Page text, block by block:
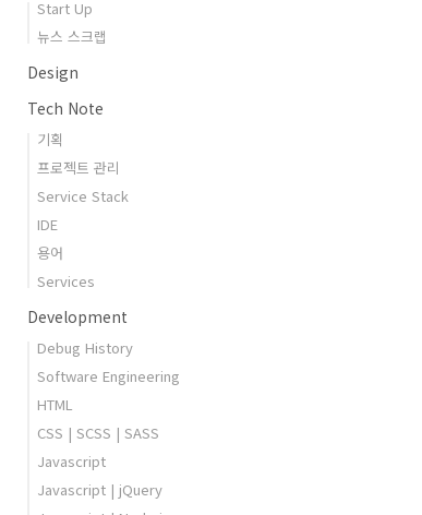
Start Up
뉴스 스크랩
Design
Tech Note
기획
프로젝트 관리
Service Stack
IDE
용어
Services
Development
Debug History
Software Engineering
HTML
CSS | SCSS | SASS
Javascript
Javascript | jQuery